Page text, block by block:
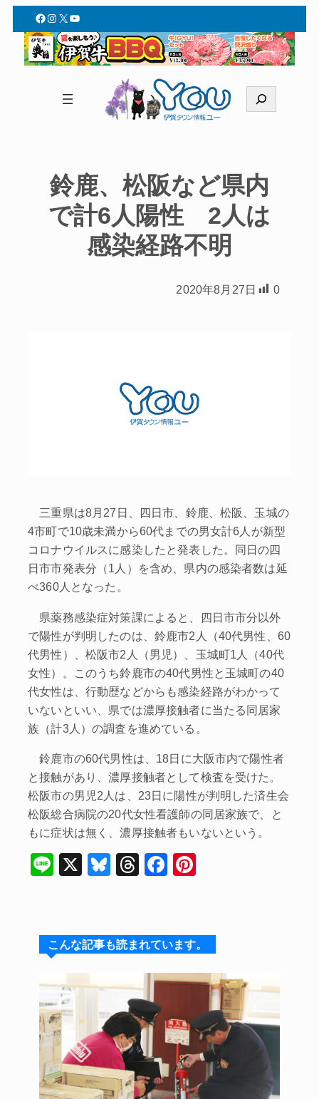
Facebook
Instagram
X YouTube
索
鈴鹿、松阪など県内
で計6人陽性 2人は
感染経路不明
2020年8月27日 0
三重県は8月27日、四日市、鈴鹿、松阪、玉城の
4市町で10歳未満から60代までの男女計6人が新型
コロナウイルスに感染したと発表した。同日の四
日市市発表分（1人）を含め、県内の感染者数は延
べ360人となった。
県薬務感染症対策課によると、四日市市分以外
で陽性が判明したのは、鈴鹿市2人（40代男性、60
代男性）、松阪市2人（男児）、玉城町1人（40代
女性）。このうち鈴鹿市の40代男性と玉城町の40
代女性は、行動歴などからも感染経路がわかって
いないといい、県では濃厚接触者に当たる同居家
族（計3人）の調査を進めている。
鈴鹿市の60代男性は、18日に大阪市内で陽性者
と接触があり、濃厚接触者として検査を受けた。
松阪市の男児2人は、23日に陽性が判明した済生会
松阪総合病院の20代女性看護師の同居家族で、と
もに症状は無く、濃厚接触者もいないという。
Li
X
Bl
s
k
y
T
a
d
s
F
e
b
o
k
e
st
こんな記事も読まれています。